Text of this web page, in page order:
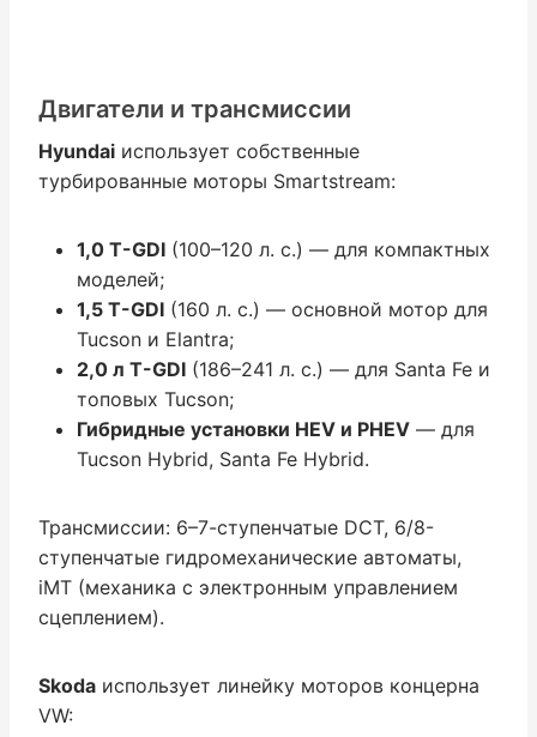
Двигатели и трансмиссии
Hyundai использует собственные
турбированные моторы Smartstream:
1,0 T-GDI (100–120 л. с.) — для компактных
моделей;
1,5 T-GDI (160 л. с.) — основной мотор для
Tucson и Elantra;
2,0 л T-GDI (186–241 л. с.) — для Santa Fe и
топовых Tucson;
Гибридные установки HEV и PHEV — для
Tucson Hybrid, Santa Fe Hybrid.
Трансмиссии: 6–7-ступенчатые DCT, 6/8-
ступенчатые гидромеханические автоматы,
iMT (механика с электронным управлением
сцеплением).
Skoda использует линейку моторов концерна
VW: